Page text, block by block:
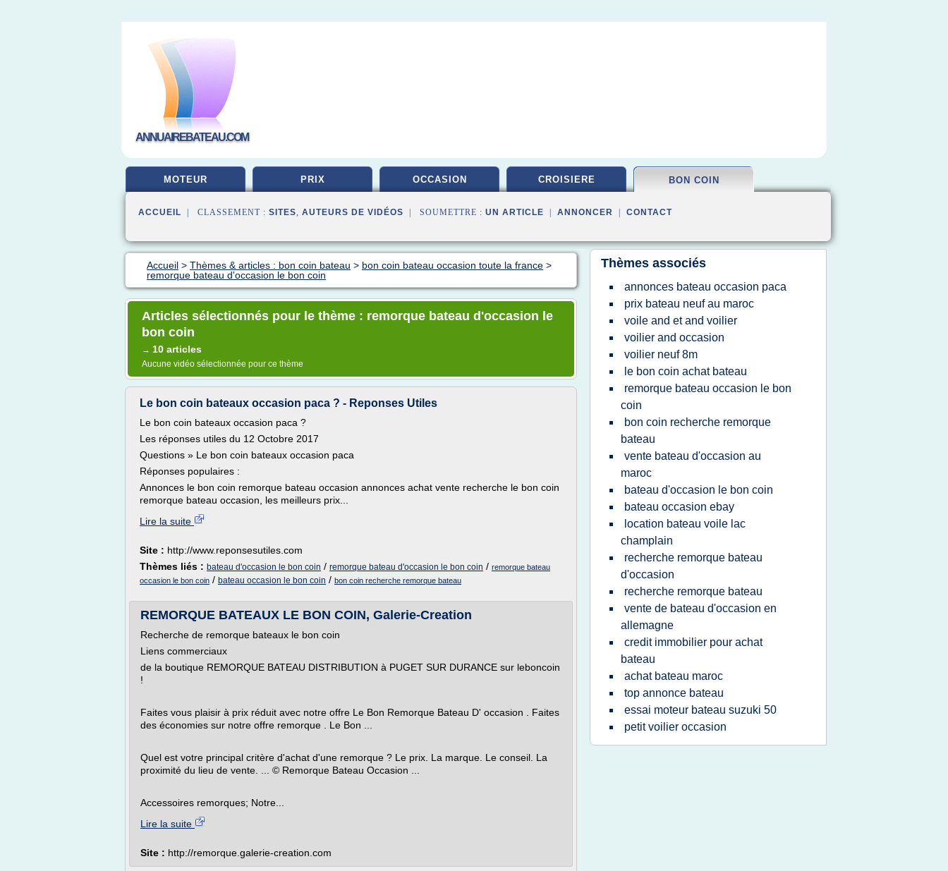
ANNUAIREBATEAU.COM
MOTEUR PRIX OCCASION CROISIERE BON COIN
ACCUEIL | CLASSEMENT : SITES, AUTEURS DE VIDÉOS | SOUMETTRE : UN ARTICLE ANNONCER CONTACT
Accueil > Thèmes & articles : bon coin bateau > bon coin bateau occasion toute la france >
remorque bateau d'occasion le bon coin
Articles sélectionnés pour le thème : remorque bateau d'occasion le
bon coin
→ 10 articles
Aucune vidéo sélectionnée pour ce thème
Le bon coin bateaux occasion paca ? - Reponses Utiles
Le bon coin bateaux occasion paca ?
Les réponses utiles du 12 Octobre 2017
Questions » Le bon coin bateaux occasion paca
Réponses populaires :
Annonces le bon coin remorque bateau occasion annonces achat vente recherche le bon coin
remorque bateau occasion, les meilleurs prix...
Lire la suite
Site : http://www.reponsesutiles.com
Thèmes liés : bateau d'occasion le bon coin / remorque bateau d'occasion le bon coin / remorque bateau
occasion le bon coin / bateau occasion le bon coin / bon coin recherche remorque bateau
REMORQUE BATEAUX LE BON COIN, Galerie-Creation
Recherche de remorque bateaux le bon coin
Liens commerciaux
de la boutique REMORQUE BATEAU DISTRIBUTION à PUGET SUR DURANCE sur leboncoin
!
Faites vous plaisir à prix réduit avec notre offre Le Bon Remorque Bateau D' occasion . Faites
des économies sur notre offre remorque . Le Bon ...
Quel est votre principal critère d'achat d'une remorque ? Le prix. La marque. Le conseil. La
proximité du lieu de vente. ... © Remorque Bateau Occasion ...
Accessoires remorques; Notre...
Lire la suite
Site : http://remorque.galerie-creation.com
Thèmes associés
annonces bateau occasion paca
prix bateau neuf au maroc
voile and et and voilier
voilier and occasion
voilier neuf 8m
le bon coin achat bateau
remorque bateau occasion le bon
coin
bon coin recherche remorque
bateau
vente bateau d'occasion au
maroc
bateau d'occasion le bon coin
bateau occasion ebay
location bateau voile lac
champlain
recherche remorque bateau
d'occasion
recherche remorque bateau
vente de bateau d'occasion en
allemagne
credit immobilier pour achat
bateau
achat bateau maroc
top annonce bateau
essai moteur bateau suzuki 50
petit voilier occasion